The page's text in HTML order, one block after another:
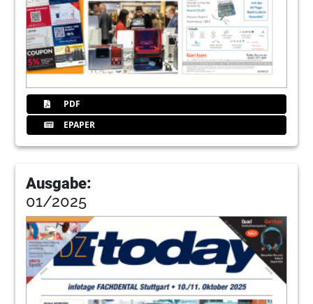
PDF
EPAPER
Ausgabe:
01/2025